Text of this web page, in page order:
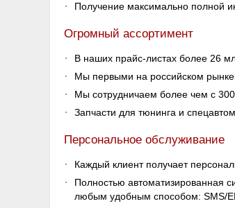
Получение максимально полной
Огромный ассортимент
В наших прайс-листах более 26
Мы первыми на российском рынке
Мы сотрудничаем более чем с
Запчасти для тюнинга и
Персональное обслуживание
Каждый клиент получает
Полностью автоматизированная
любым удобным способом: SMS/